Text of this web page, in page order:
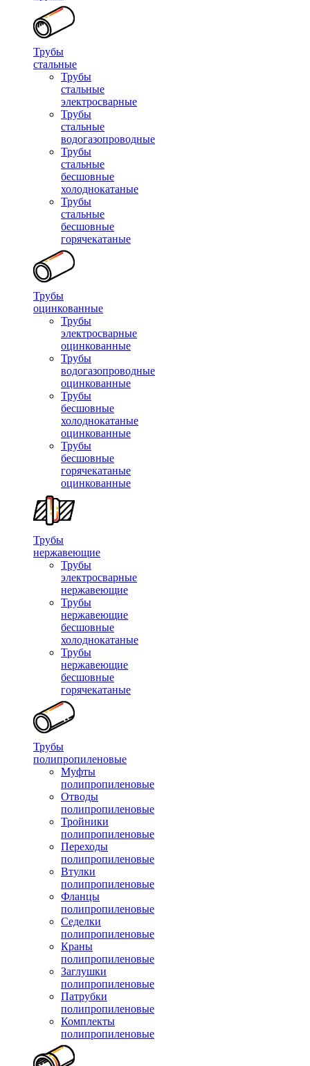
Трубы
стальные
Трубы
стальные
электросварные
Трубы
стальные
водогазопроводные
Трубы
стальные
бесшовные
холоднокатаные
Трубы
стальные
бесшовные
горячекатаные
Трубы
оцинкованные
Трубы
электросварные
оцинкованные
Трубы
водогазопроводные
оцинкованные
Трубы
бесшовные
холоднокатаные
оцинкованные
Трубы
бесшовные
горячекатаные
оцинкованные
Трубы
нержавеющие
Трубы
электросварные
нержавеющие
Трубы
нержавеющие
бесшовные
холоднокатаные
Трубы
нержавеющие
бесшовные
горячекатаные
Трубы
полипропиленовые
Муфты
полипропиленовые
Отводы
полипропиленовые
Тройники
полипропиленовые
Переходы
полипропиленовые
Втулки
полипропиленовые
Фланцы
полипропиленовые
Седелки
полипропиленовые
Краны
полипропиленовые
Заглушки
полипропиленовые
Патрубки
полипропиленовые
Комплекты
полипропиленовые